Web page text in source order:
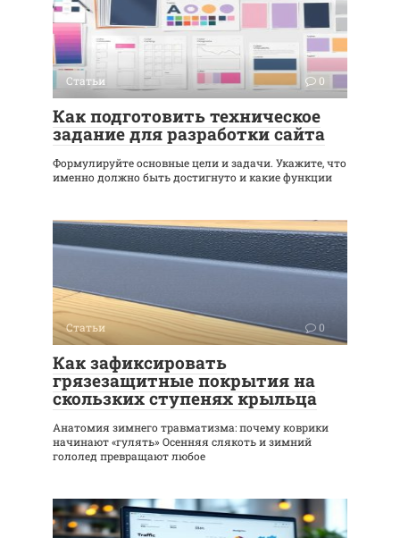
Статьи 0
Как подготовить техническое
задание для разработки сайта
Формулируйте основные цели и задачи. Укажите, что
именно должно быть достигнуто и какие функции
Статьи 0
Как зафиксировать
грязезащитные покрытия на
скользких ступенях крыльца
Анатомия зимнего травматизма: почему коврики
начинают «гулять» Осенняя слякоть и зимний
гололед превращают любое